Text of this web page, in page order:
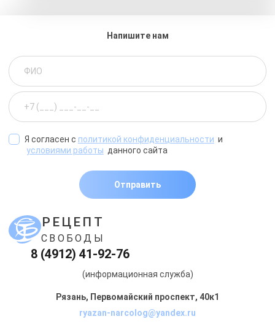
РЕЦЕПТ
СВОБОДЫ
8 (4912) 41-92-76
(информационная служба)
Рязань, Первомайский проспект, 40к1
ryazan-narcolog@yandex.ru
Напишите нам
Я согласен с политикой конфиденциальности и
условиями работы данного сайта
Отправить